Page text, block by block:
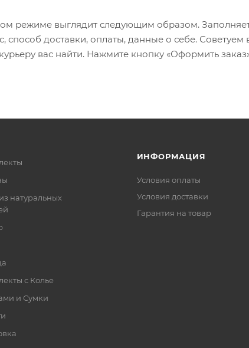
режиме выглядит следующим образом.
способ доставки, оплаты, данные о себе. Советуем
вас найти. Нажмите кнопку «Оформить
натуральных
с Колье
и Сумки
ИНФОРМАЦИЯ
Условия оплаты
Условия доставки
Гарантия на товар